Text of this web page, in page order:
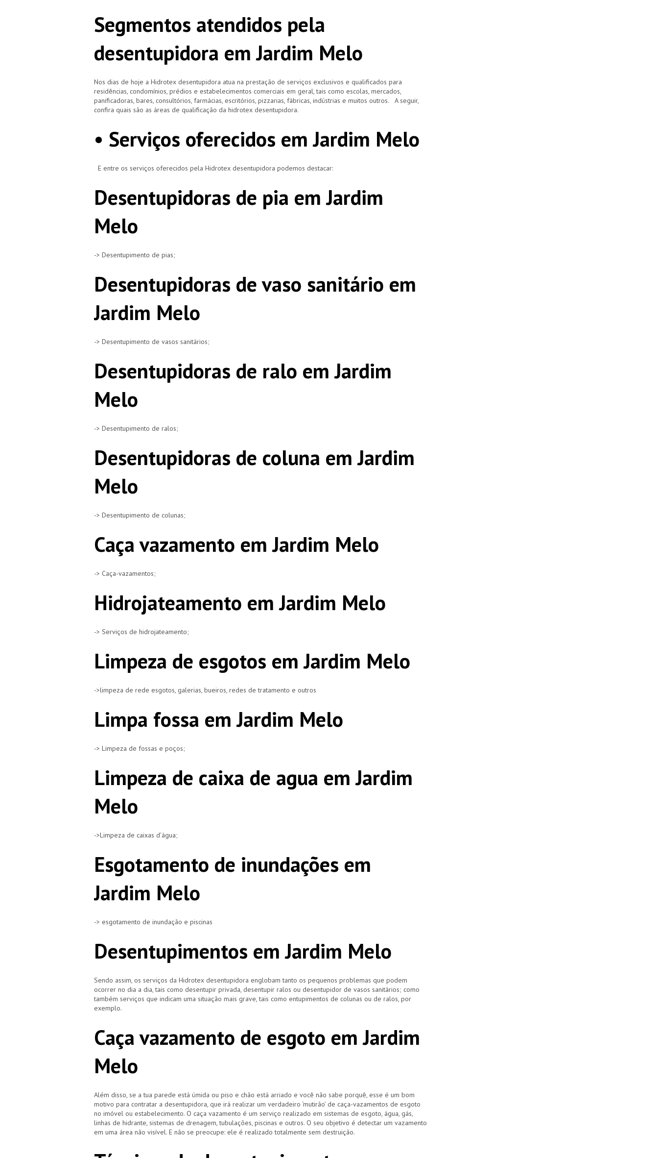
Segmentos atendidos pela
desentupidora em Jardim Melo
Nos dias de hoje a Hidrotex desentupidora atua na prestação de serviços exclusivos e qualificados para
residências, condomínios, prédios e estabelecimentos comerciais em geral, tais como escolas, mercados,
panificadoras, bares, consultórios, farmácias, escritórios, pizzarias, fábricas, indústrias e muitos outros. A seguir,
confira quais são as áreas de qualificação da hidrotex desentupidora.
• Serviços oferecidos em Jardim Melo
E entre os serviços oferecidos pela Hidrotex desentupidora podemos destacar:
Desentupidoras de pia em Jardim
Melo
-> Desentupimento de pias;
Desentupidoras de vaso sanitário em
Jardim Melo
-> Desentupimento de vasos sanitários;
Desentupidoras de ralo em Jardim
Melo
-> Desentupimento de ralos;
Desentupidoras de coluna em Jardim
Melo
-> Desentupimento de colunas;
Caça vazamento em Jardim Melo
-> Caça-vazamentos;
Hidrojateamento em Jardim Melo
-> Serviços de hidrojateamento;
Limpeza de esgotos em Jardim Melo
->limpeza de rede esgotos, galerias, bueiros, redes de tratamento e outros
Limpa fossa em Jardim Melo
-> Limpeza de fossas e poços;
Limpeza de caixa de agua em Jardim
Melo
->Limpeza de caixas d’água;
Esgotamento de inundações em
Jardim Melo
-> esgotamento de inundação e piscinas
Desentupimentos em Jardim Melo
Sendo assim, os serviços da Hidrotex desentupidora englobam tanto os pequenos problemas que podem
ocorrer no dia a dia, tais como desentupir privada, desentupir ralos ou desentupidor de vasos sanitários; como
também serviços que indicam uma situação mais grave, tais como entupimentos de colunas ou de ralos, por
exemplo.
Caça vazamento de esgoto em Jardim
Melo
Além disso, se a tua parede está úmida ou piso e chão está arriado e você não sabe porquê, esse é um bom
motivo para contratar a desentupidora, que irá realizar um verdadeiro ‘mutirão’ de caça-vazamentos de esgoto
no imóvel ou estabelecimento. O caça vazamento é um serviço realizado em sistemas de esgoto, água, gás,
linhas de hidrante, sistemas de drenagem, tubulações, piscinas e outros. O seu objetivo é detectar um vazamento
em uma área não visível. E não se preocupe: ele é realizado totalmente sem destruição.